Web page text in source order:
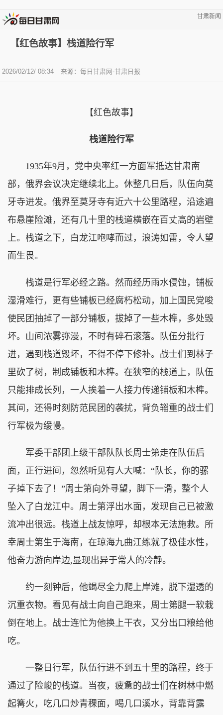
甘肃新闻
【红色故事】栈道险行军
2026/02/12/ 08:34 来源：每日甘肃网-甘肃日报
【红色故事】
栈道险行军
1935年9月，党中央率红一方面军抵达甘肃南
部，俄界会议决定继续北上。休整几日后，队伍向莫
牙寺进发。俄界至莫牙寺有近六十公里路程，沿途遍
布悬崖险滩，还有几十里的栈道横嵌在百丈高的岩壁
上。栈道之下，白龙江咆哮而过，浪涛如雷，令人望
而生畏。
栈道是行军必经之路。然而经历雨水侵蚀，铺板
湿滑难行，更有些铺板已经腐朽松动，加上国民党唆
使民团抽掉了一部分铺板，拔掉了一些木榫，多处毁
坏。山间浓雾弥漫，不时有碎石滚落。队伍分批行
进，遇到栈道毁坏，不得不停下修补。战士们到林子
里砍了树，制成铺板和木榫。在狭窄的栈道上，队伍
只能排成长列，一人挨着一人接力传递铺板和木榫。
其间，还得时刻防范民团的袭扰，背负辎重的战士们
行军极为缓慢。
军委干部团上级干部队队长周士第走在队伍后
面，正行进间，忽然听见有人大喊：“队长，你的骡
子掉下去了！”周士第向外寻望，脚下一滑，整个人
坠入了白龙江中。周士第浮出水面，发现自己已被激
流冲出很远。栈道上战友惊呼，却根本无法施救。所
幸周士第生于海南，在琼海九曲江练就了极佳水性，
他奋力游向岸边,显现出异于常人的冷静。
约一刻钟后，他竭尽全力爬上岸滩，脱下湿透的
沉重衣物。看见有战士向自己跑来，周士第腿一软栽
倒在地上。战士连忙为他换上干衣，又分出口粮给他
吃。
一整日行军，队伍行进不到五十里的路程，终于
通过了险峻的栈道。当夜，疲惫的战士们在树林中燃
起篝火，吃几口炒青稞面，喝几口溪水，背靠背露